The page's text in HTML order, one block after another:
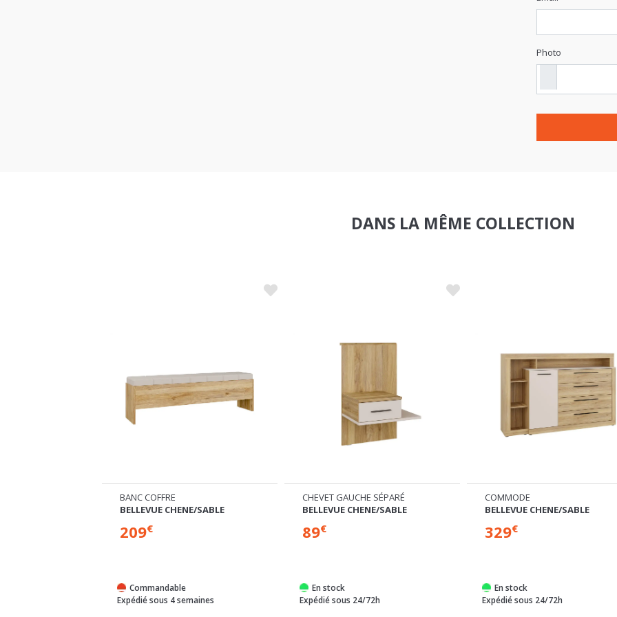
Photo
DANS LA MÊME COLLECTION
CHEVET GAUCHE SÉPARÉ
BELLEVUE CHENE/SABLE
89€
En stock
Expédié sous 24/72h
COMMODE
BELLEVUE CHENE/SABLE
329
En stock
Expédié sous 24/72h
CHEVET DROIT SÉPARÉ
BELLEVUE CHENE/SABLE
89€
En stock
Expédié sous 24/72h